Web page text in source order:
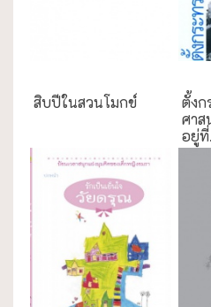
สิบปีในสวนโมกข์
ตั้งก
ศาส
อยู่ที่